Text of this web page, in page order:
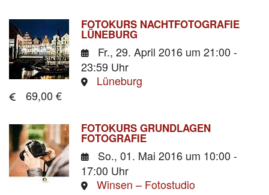
FOTOKURS NACHTFOTOGRAFIE
LÜNEBURG
Fr., 29. April 2016 um 21:00 -
23:59 Uhr
Lüneburg
69,00 €
FOTOKURS GRUNDLAGEN
FOTOGRAFIE
So., 01. Mai 2016 um 10:00 -
17:00 Uhr
Winsen – Fotostudio